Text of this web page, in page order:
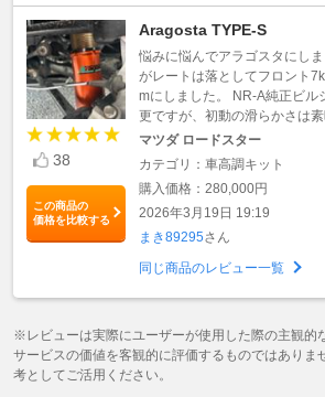
38
この商品の
価格を比較する
Aragosta TYPE-S
悩みに悩んでアラゴスタにし
がレートは落としてフロント
mにしました。 NR-A純正ビル
更ですが、初動の滑らかさは素
マツダ ロードスター
カテゴリ：車高調キット
購入価格：280,000円
2026年3月19日 19:19
まき89295さん
同じ商品のレビュー一覧
※レビューは実際にユーザーが使用した際の主観的
サービスの価値を客観的に評価するものではありま
考としてご活用ください。